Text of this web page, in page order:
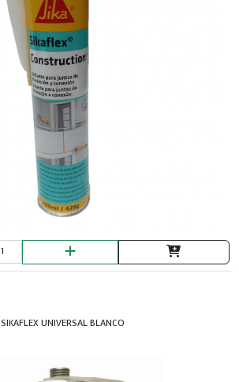
SIKAFLEX UNIVERSAL BLANCO